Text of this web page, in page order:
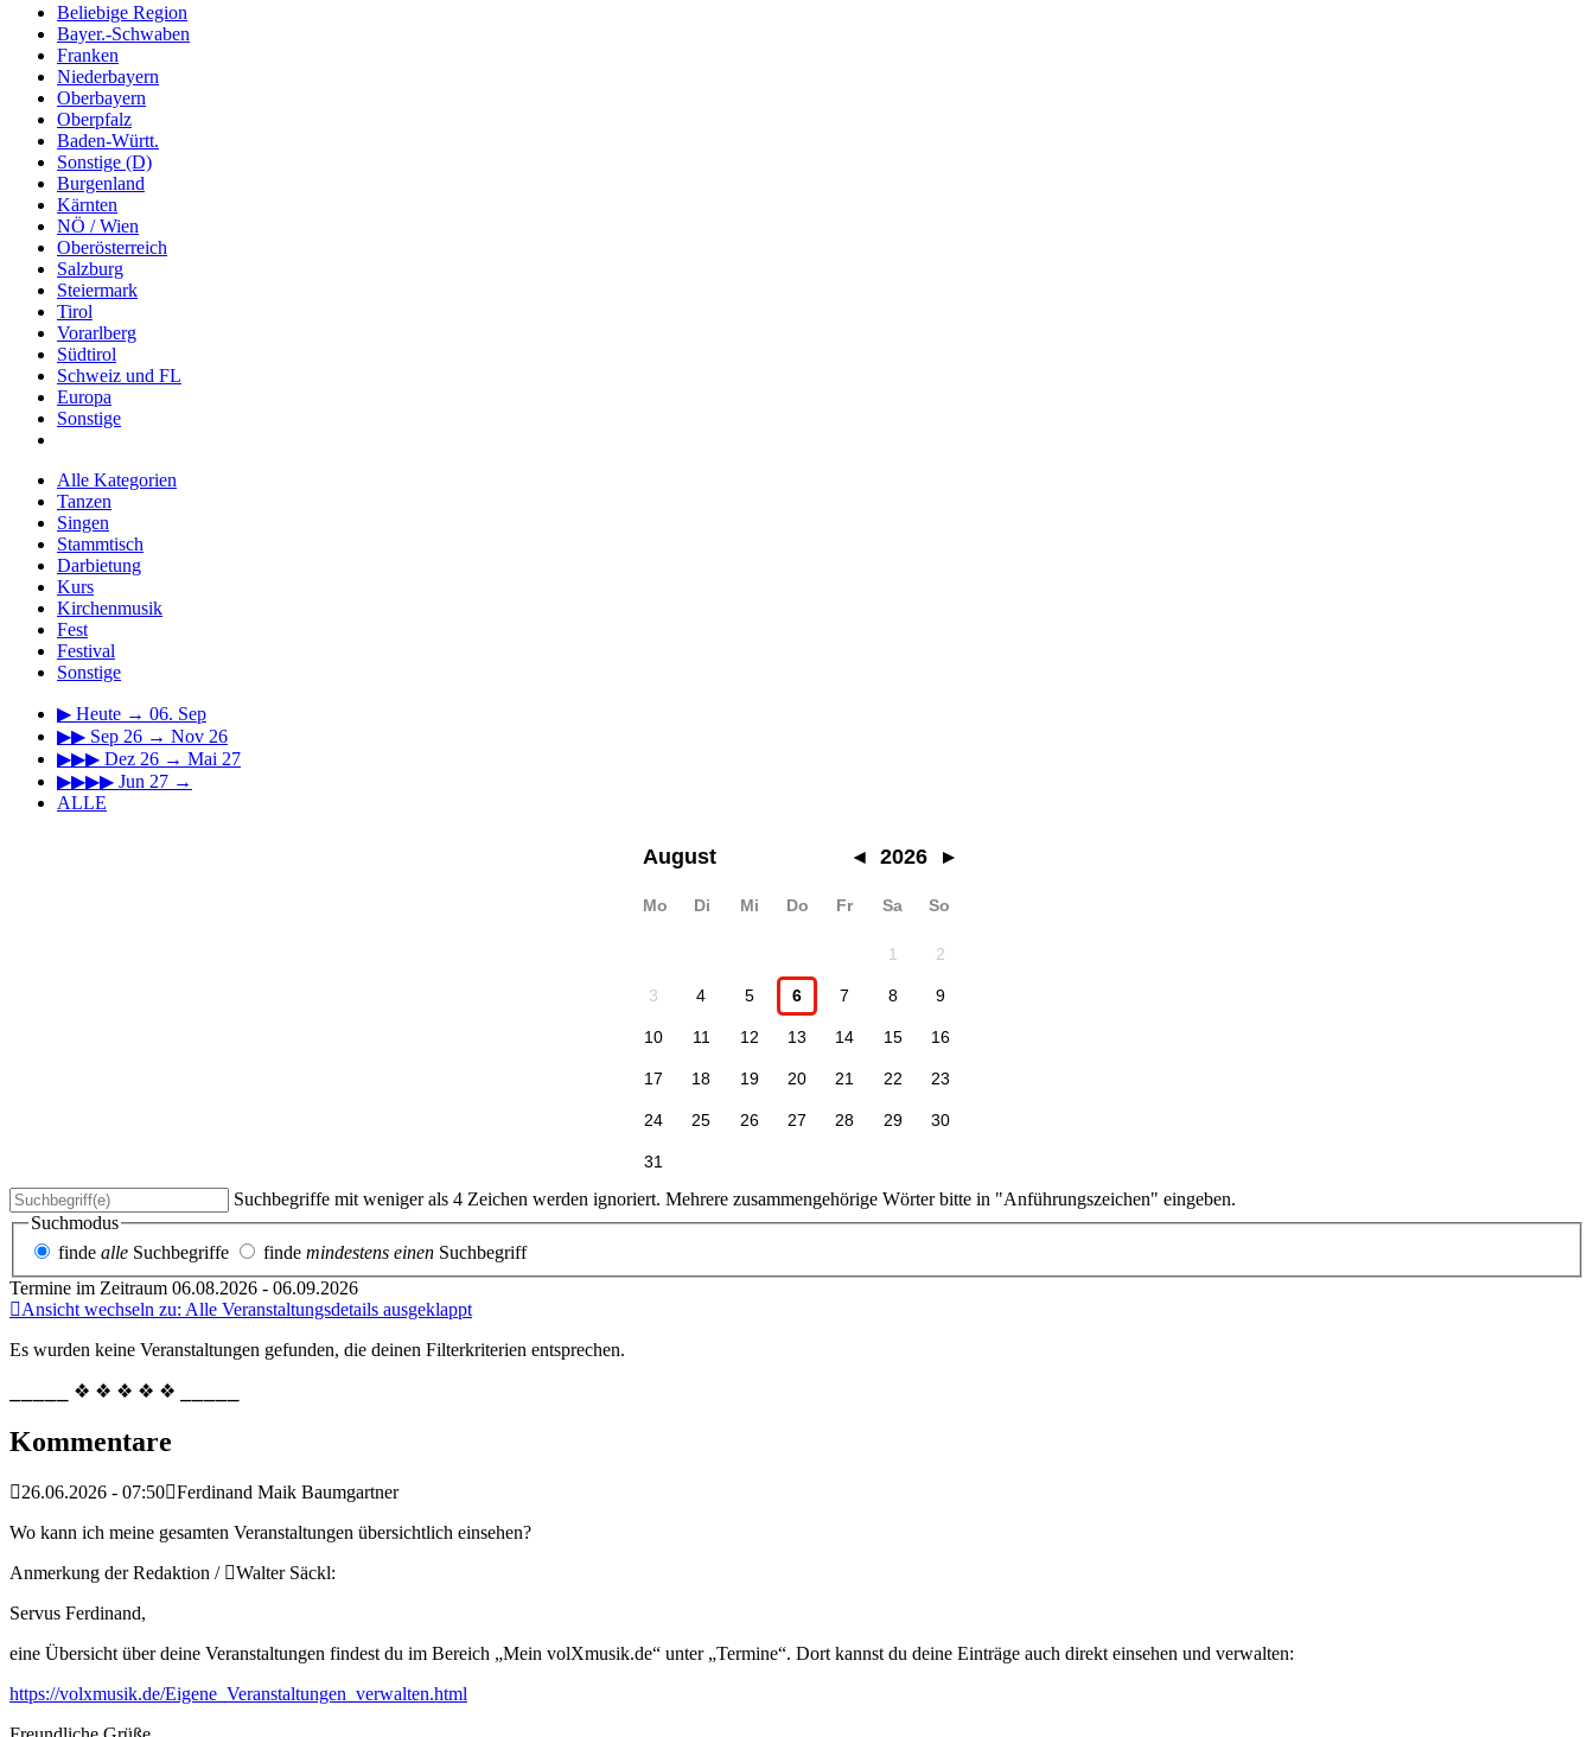
Beliebige Region
Bayer.-Schwaben
Franken
Niederbayern
Oberbayern
Oberpfalz
Baden-Württ.
Sonstige (D)
Burgenland
Kärnten
NÖ / Wien
Oberösterreich
Salzburg
Steiermark
Tirol
Vorarlberg
Südtirol
Schweiz und FL
Europa
Sonstige
Alle Kategorien
Tanzen
Singen
Stammtisch
Darbietung
Kurs
Kirchenmusik
Fest
Festival
Sonstige
▶ Heute → 06. Sep
▶▶ Sep 26 → Nov 26
▶▶▶ Dez 26 → Mai 27
▶▶▶▶ Jun 27 →
ALLE
August ◂ 2026 ▸
Mo Di Mi Do Fr Sa So
1 2
3 4 5 6 7 8 9
10 11 12 13 14 15 16
17 18 19 20 21 22 23
24 25 26 27 28 29 30
31
Suchbegriffe mit weniger als 4 Zeichen werden ignoriert. Mehrere zusammengehörige Wörter bitte in "Anführungszeichen" eingeben.
Suchmodus
finde alle Suchbegriffe finde mindestens einen Suchbegriff
Termine im Zeitraum 06.08.2026 - 06.09.2026
Ansicht wechseln zu: Alle Veranstaltungsdetails ausgeklappt
Es wurden keine Veranstaltungen gefunden, die deinen Filterkriterien entsprechen.
⎯⎯⎯⎯⎯ ❖ ❖ ❖ ❖ ❖ ⎯⎯⎯⎯⎯
Kommentare
26.06.2026 - 07:50 Ferdinand Maik Baumgartner
Wo kann ich meine gesamten Veranstaltungen übersichtlich einsehen?
Anmerkung der Redaktion /
Walter Säckl:
Servus Ferdinand,
eine Übersicht über deine Veranstaltungen findest du im Bereich „Mein volXmusik.de“ unter „Termine“. Dort kannst du deine Einträge auch direkt einsehen und verwalten:
https://volxmusik.de/Eigene_Veranstaltungen_verwalten.html